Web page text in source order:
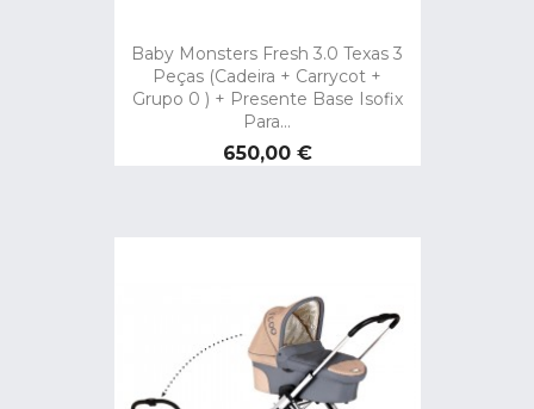
Baby Monsters Fresh 3.0 Texas 3
Peças (cadeira + Carrycot +
Grupo 0 ) + Presente Base Isofix
Para...
Preço
650,00 €